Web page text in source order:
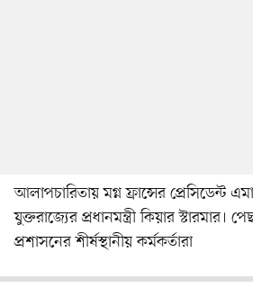
আলাপচারিতায় মগ্ন ফ্রান্সের প্রেসিডেন্ট
যুক্তরাজ্যের প্রধানমন্ত্রী কিয়ার স্টারমার।
প্রশাসনের শীর্ষস্থানীয় কর্মকর্তারা